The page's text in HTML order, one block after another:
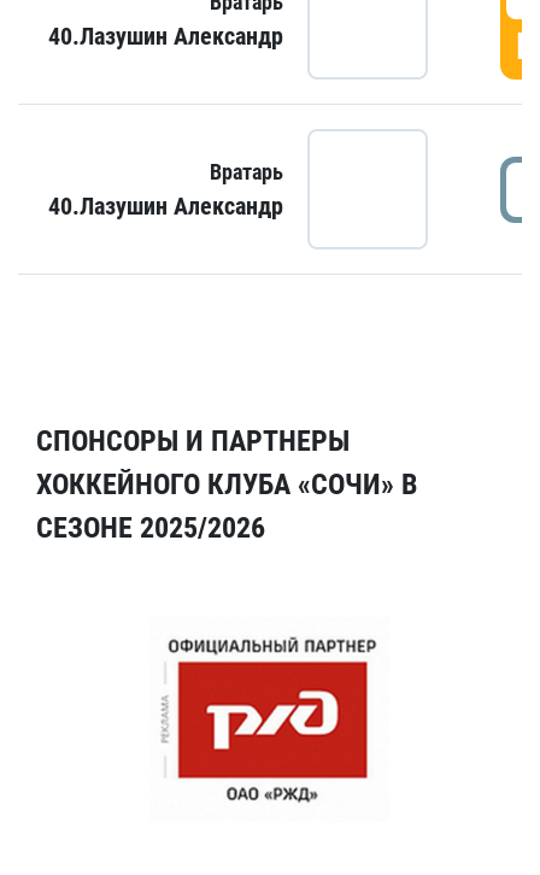
40.Лазушин Александр
Вратарь
40.Лазушин Александр
СПОНСОРЫ И ПАРТНЕРЫ
ХОККЕЙНОГО КЛУБА «СОЧИ» В
СЕЗОНЕ 2025/2026